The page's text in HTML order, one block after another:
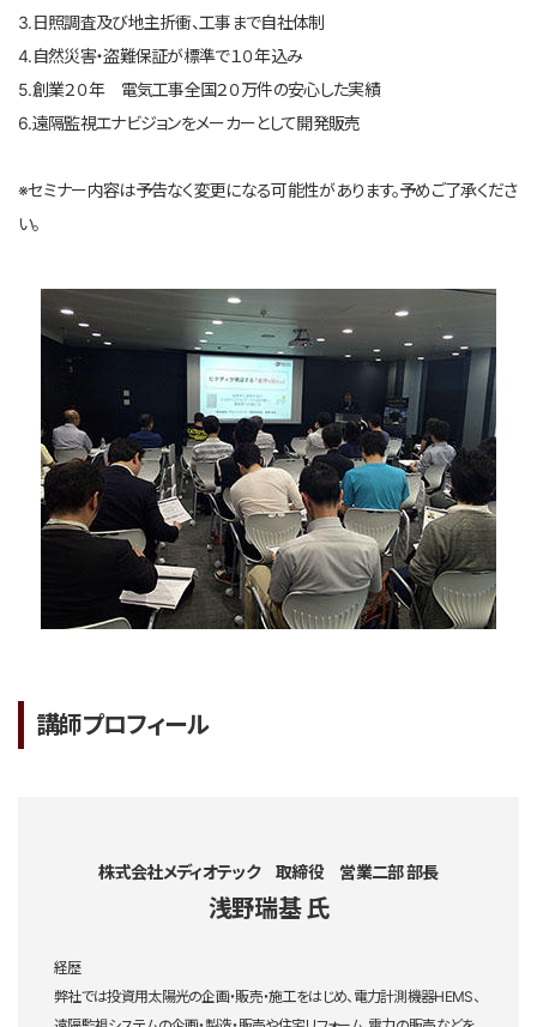
3.日照調査及び地主折衝、工事まで自社体制
4.自然災害・盗難保証が標準で１０年込み
5.創業２０年 電気工事全国２０万件の安心した実績
6.遠隔監視エナビジョンをメーカーとして開発販売
※セミナー内容は予告なく変更になる可能性があります。予めご了承くださ
い。
講師プロフィール
株式会社メディオテック 取締役 営業二部 部長
浅野瑞基 氏
経歴
弊社では投資用太陽光の企画・販売・施工をはじめ、電力計測機器HEMS、